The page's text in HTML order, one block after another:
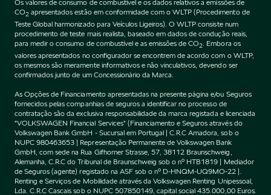
Os valores de consumo de combustível e os dados relativos a emissões de
CO2 apresentados estão em conformidade com o WLTP (Procedimento de
Teste Global harmonizado para Veículos Ligeiros). O WLTP consiste num
procedimento de teste mais realista, baseado em dados de condução reais,
para medir o consumo de combustível e as emissões de CO2 . Embora os
valores apresentados no configurador se encontrem de acordo com o WLTP,
os mesmos são meramente informativos e não vinculativos, devendo ser
confirmados junto de um Concessionário da Marca.
As Opções de Financiamento apresentadas na presente página e/ou Seguros
fornecidos pelas companhias de seguros a identificar no processo de
contratação são da exclusiva responsabilidade da marca registada e licenciada
"VOLKSWAGEN Financial Services" (Financiamento e Seguros através do
Volkswagen Bank GmbH - Sucursal em Portugal | C.R.C Amadora, sob o
NUPC 980463653 | Representação Permanente de Volkswagen Bank
GmbH, com sede na Rua Gifhorner Strasse, 57, 38112 Braunschweig,
Alemanha, C.R.C do Tribunal de Braunschweig sob o nº HTB1819 | Mediador
de Seguros (agente) registado na ASF sob o nº D-HNQM-UQ9MO-22 |.
Renting e Serviços de Mobilidade através da Volkswagen Renting Unipessoal,
Lda. C.R.C Cascais sob o NUPC 507850149, capital social 435.000,00 Euros.